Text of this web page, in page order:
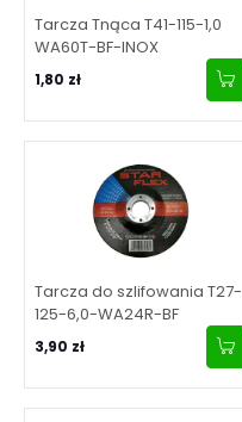
Tarcza Tnąca T41-115-1,0
WA60T-BF-INOX
1,80 zł
Tarcza do szlifowania T27-
125-6,0-WA24R-BF
3,90 zł